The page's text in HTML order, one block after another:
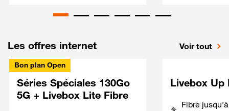
Les offres internet Voir tout
Bon plan Open
Séries Spéciales 130Go
5G + Livebox Lite Fibre
Livebox Up
Fibre